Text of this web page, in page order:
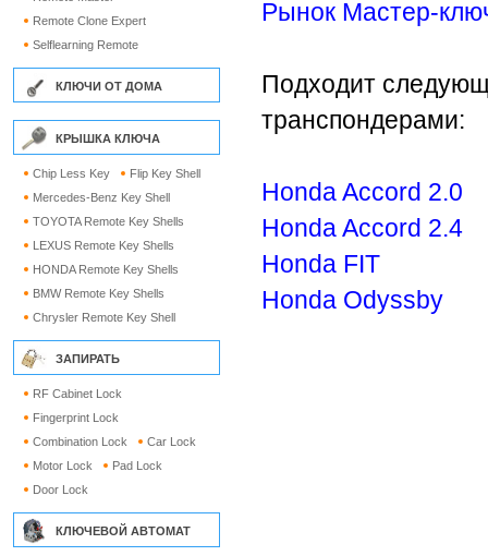
Remote Clone Expert
Selflearning Remote
КЛЮЧИ ОТ ДОМА
КРЫШКА КЛЮЧА
Chip Less Key
Flip Key Shell
Mercedes-Benz Key Shell
TOYOTA Remote Key Shells
LEXUS Remote Key Shells
HONDA Remote Key Shells
BMW Remote Key Shells
Chrysler Remote Key Shell
ЗАПИРАТЬ
RF Cabinet Lock
Fingerprint Lock
Combination Lock
Car Lock
Motor Lock
Pad Lock
Door Lock
КЛЮЧЕВОЙ АВТОМАТ
Рынок Мастер-
Подходит
транспондерами:
Honda Accord 2.0
Honda Accord 2.4
Honda FIT
Honda Odyssby